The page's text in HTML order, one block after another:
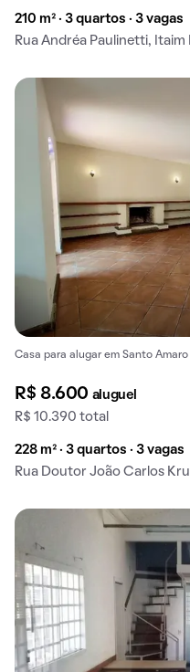
210 m² · 3 quartos · 3 vagas
Rua Andréa Paulinetti, Itaim
Casa para alugar em Santo
R$ 8.600 aluguel
R$ 10.390 total
228 m² · 3 quartos · 3 vagas
Rua Doutor João Carlos